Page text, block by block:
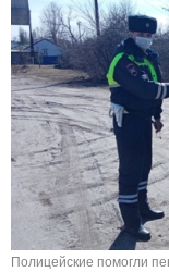
Полицейские помогли